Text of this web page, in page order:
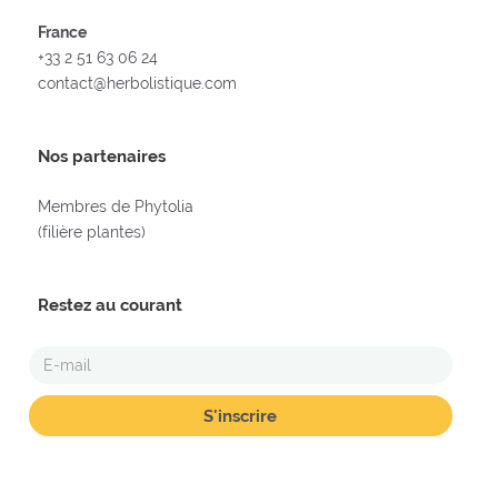
France
+33 2 51 63 06 24
contact@herbolistique.com
Nos partenaires
Membres de Phytolia
(filière plantes)
Restez au courant
E-